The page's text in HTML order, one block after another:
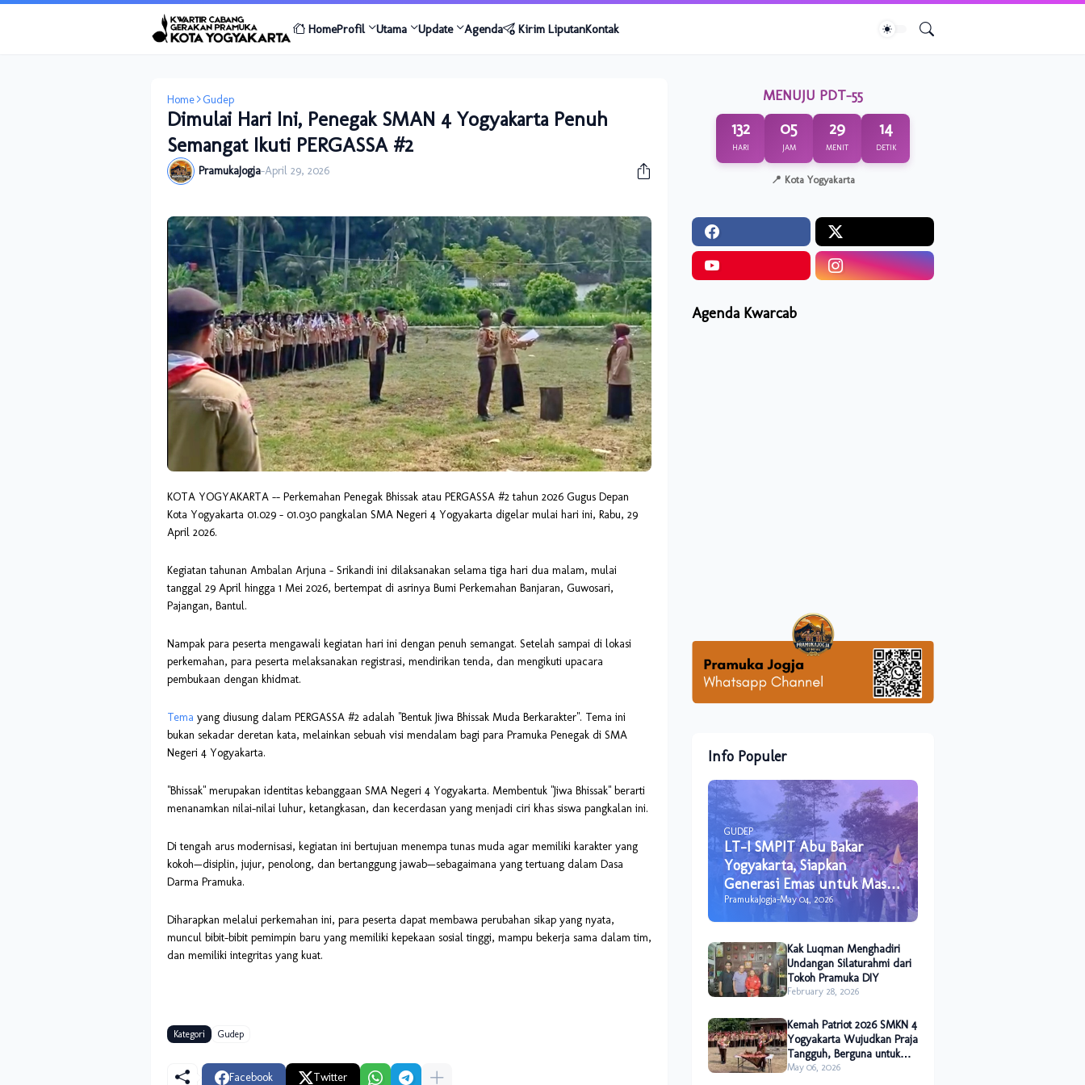
HomeProfil Utama Update Agenda Kirim LiputanKontak
Home Gudep
Dimulai Hari Ini, Penegak SMAN 4 Yogyakarta Penuh
Semangat Ikuti PERGASSA #2
PramukaJogja-April 29, 2026
KOTA YOGYAKARTA -- Perkemahan Penegak Bhissak atau PERGASSA #2 tahun 2026 Gugus Depan
Kota Yogyakarta 01.029 – 01.030 pangkalan SMA Negeri 4 Yogyakarta digelar mulai hari ini, Rabu, 29
April 2026.
Kegiatan tahunan Ambalan Arjuna – Srikandi ini dilaksanakan selama tiga hari dua malam, mulai
tanggal 29 April hingga 1 Mei 2026, bertempat di asrinya Bumi Perkemahan Banjaran, Guwosari,
Pajangan, Bantul.
Nampak para peserta mengawali kegiatan hari ini dengan penuh semangat. Setelah sampai di lokasi
perkemahan, para peserta melaksanakan registrasi, mendirikan tenda, dan mengikuti upacara
pembukaan dengan khidmat.
Tema yang diusung dalam PERGASSA #2 adalah "Bentuk Jiwa Bhissak Muda Berkarakter". Tema ini
bukan sekadar deretan kata, melainkan sebuah visi mendalam bagi para Pramuka Penegak di SMA
Negeri 4 Yogyakarta.
"Bhissak" merupakan identitas kebanggaan SMA Negeri 4 Yogyakarta. Membentuk "Jiwa Bhissak" berarti
menanamkan nilai-nilai luhur, ketangkasan, dan kecerdasan yang menjadi ciri khas siswa pangkalan ini.
Di tengah arus modernisasi, kegiatan ini bertujuan menempa tunas muda agar memiliki karakter yang
kokoh—disiplin, jujur, penolong, dan bertanggung jawab—sebagaimana yang tertuang dalam Dasa
Darma Pramuka.
Diharapkan melalui perkemahan ini, para peserta dapat membawa perubahan sikap yang nyata,
muncul bibit-bibit pemimpin baru yang memiliki kepekaan sosial tinggi, mampu bekerja sama dalam tim,
dan memiliki integritas yang kuat.
Kategori Gudep
Facebook Twitter
MENUJU PDT-55
132
HARI
05
JAM
29
MENIT
14
DETIK
📍 Kota Yogyakarta
Agenda Kwarcab
Info Populer
GUDEP
LT-I SMPIT Abu Bakar
Yogyakarta, Siapkan
Generasi Emas untuk Masa
Depan
PramukaJogja-May 04, 2026
Kak Luqman Menghadiri
Undangan Silaturahmi dari
Tokoh Pramuka DIY
February 28, 2026
Kemah Patriot 2026 SMKN 4
Yogyakarta Wujudkan Praja
Tangguh, Berguna untuk
Sesama dan Alam
May 06, 2026